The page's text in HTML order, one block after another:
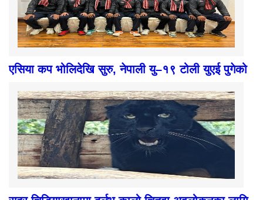
एसिया कप भोलिदेखि सुरु, नेपाली यु–१९ टोली युएई पुगेको